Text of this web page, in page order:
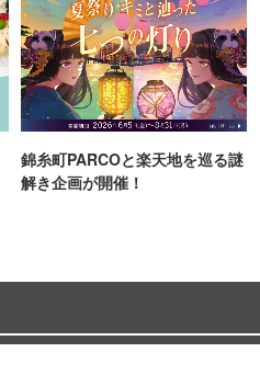
錦糸町PARCOと楽天地を巡る謎
解き企画が開催！